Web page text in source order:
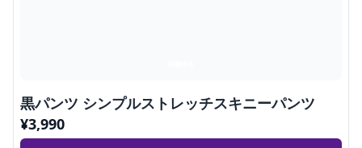
黒パンツ シンプルストレッチスキニーパンツ
¥3,990